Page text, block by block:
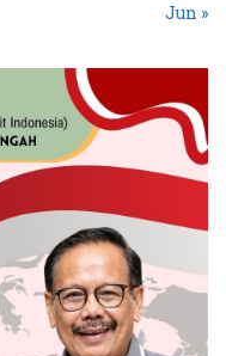
Jun »